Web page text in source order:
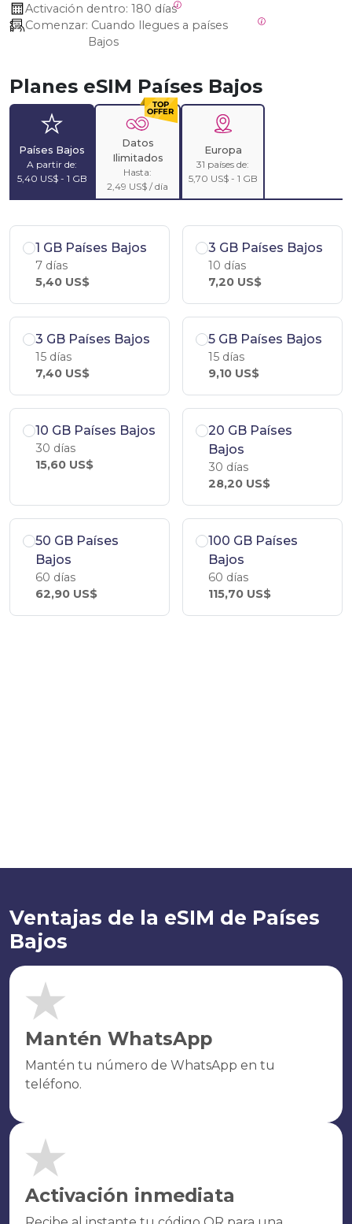
Activación dentro: 180 días
Comenzar:
Bajos
Planes eSIM Países Bajos
Países Bajos
A partir de:
5,40 US$ - 1 GB
Datos
Ilimitados
Hasta:
2,49 US$ / día
Europa
31 países de:
5,70 US$ - 1 GB
1 GB Países Bajos
7 días
5,40 US$
3 GB Países Bajos
10 días
7,20 US$
3 GB Países Bajos
15 días
7,40 US$
5 GB Países Bajos
15 días
9,10 US$
10 GB Países Bajos
30 días
15,60 US$
20 GB Países
Bajos
30 días
28,20 US$
50 GB Países
Bajos
60 días
62,90 US$
100 GB Países
Bajos
60 días
115,70 US$
Ventajas de la eSIM de Países
Bajos
Mantén WhatsApp
Mantén tu número de WhatsApp en tu
teléfono.
Activación inmediata